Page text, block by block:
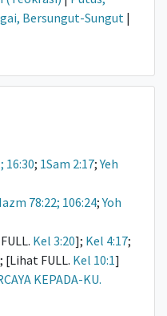
Bersungut-Sungut|
16:30; 1Sam 2:17;Yeh
78:22; 106:24;Yoh
Kel 3:20]; Kel 4:17;
; [Lihat FULL. Kel 10:1]
KEPADA-KU.